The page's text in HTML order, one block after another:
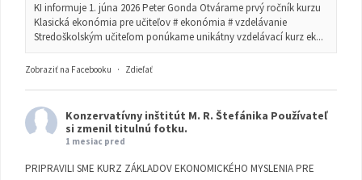
KI informuje 1. júna 2026 Peter Gonda Otvárame prvý ročník kurzu
Klasická ekonómia pre učiteľov # ekonómia # vzdelávanie
Stredoškolským učiteľom ponúkame unikátny vzdelávací kurz ek...
Zobraziť na Facebooku · Zdieľať
Konzervatívny inštitút M. R. Štefánika Používateľ
si zmenil titulnú fotku.
1 mesiac pred
PRIPRAVILI SME KURZ ZÁKLADOV EKONOMICKÉHO MYSLENIA PRE